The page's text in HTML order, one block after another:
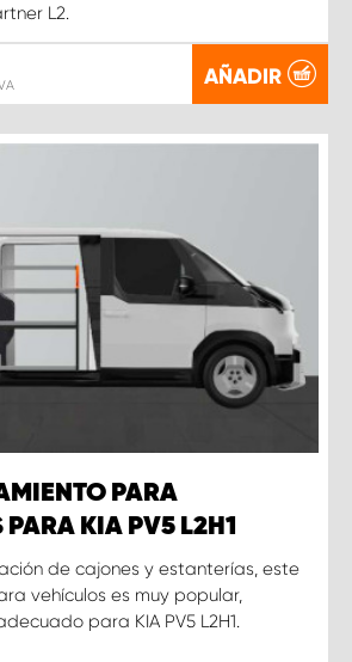
L2.
AÑADIR
PARA
KIA PV5 L2H1
de cajones y estanterías, este
vehículos es muy popular,
para KIA PV5 L2H1.